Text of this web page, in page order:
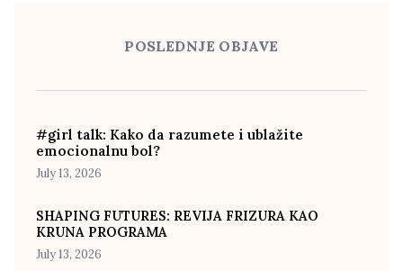
POSLEDNJE OBJAVE
#girl talk: Kako da razumete i ublažite
emocionalnu bol?
July 13, 2026
SHAPING FUTURES: REVIJA FRIZURA KAO
KRUNA PROGRAMA
July 13, 2026